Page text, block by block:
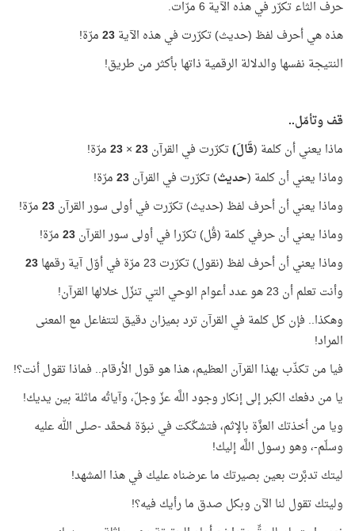
حرف الثاء تكرّر في هذه الآية 6 مرّات.
هذه هي أحرف لفظ (حديث) تكرّرت في هذه الآية23مرّة!
النتيجة نفسها والدلالة الرقمية ذاتها بأكثر من طريق!
قف وتأمّل..
ماذا يعني أن كلمة (قَالَ)تكرّرت في القرآن23
×
23مرّة!
وماذا يعني أن كلمة (حديث) تكرّرت في القرآن23مرّة!
وماذا يعني أن أحرف لفظ (حديث) تكرّرت في أولى سور القرآن23مرّة!
وماذا يعني أن حرفي كلمة (قُل) تكرّرا في أولى سور القرآن23مرّة!
وماذا يعني أن أحرف لفظ (نقول) تكرّرت 23 مرّة في أوّل آية رقمها
23
وأنت تعلم أن 23 هو عدد أعوام الوحي التي تنزّل خلالها القرآن!
وهكذا.. فإن كل كلمة في القرآن ترد بميزان دقيق لتتفاعل مع المعنى
المراد!
فيا من تكذّب بهذا القرآن العظيم، هذا هو قول الأرقام.. فماذا تقول أنت؟!
يا من دفعك الكبر إلى إنكار وجود اللَّه عزّ وجلّ، وآياتُه ماثلة بين يديك!
ويا من أخذتك العزَّة بالإثم، فتشكّكت في نبوّة مُحمَّد -صلى الله عليه
وسلّم-، وهو رسول اللَّه إليك!
ليتك تدبَّرت بعين بصيرتك ما عرضناه عليك في هذا المشهد!
وليتك تقول لنا الآن وبكل صدق ما رأيك فيه؟!